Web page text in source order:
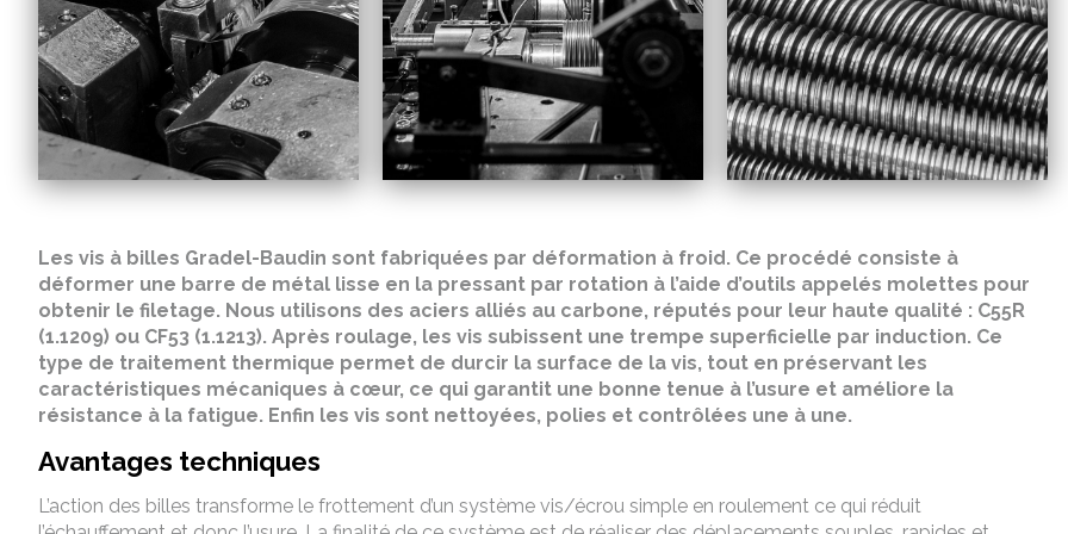
Les vis à billes Gradel-Baudin sont fabriquées par déformation à froid. Ce procédé consiste à
déformer une barre de métal lisse en la pressant par rotation à l’aide d’outils appelés molettes pour
obtenir le filetage. Nous utilisons des aciers alliés au carbone, réputés pour leur haute qualité : C55R
(1.1209) ou CF53 (1.1213). Après roulage, les vis subissent une trempe superficielle par induction. Ce
type de traitement thermique permet de durcir la surface de la vis, tout en préservant les
caractéristiques mécaniques à cœur, ce qui garantit une bonne tenue à l’usure et améliore la
résistance à la fatigue. Enfin les vis sont nettoyées, polies et contrôlées une à une.
Avantages techniques
L’action des billes transforme le frottement d’un système vis/écrou simple en roulement ce qui réduit